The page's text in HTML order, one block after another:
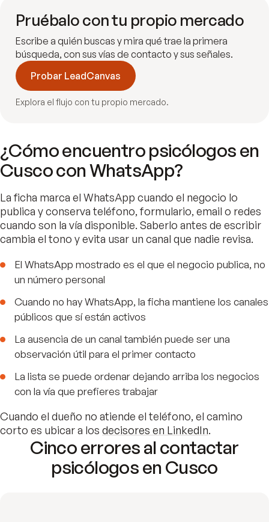
Pruébalo con tu propio mercado
Escribe a quién buscas y mira qué trae la primera
búsqueda, con sus vías de contacto y sus señales.
Probar LeadCanvas
Explora el flujo con tu propio mercado.
¿Cómo encuentro psicólogos en
Cusco con WhatsApp?
La ficha marca el WhatsApp cuando el negocio lo
publica y conserva teléfono, formulario, email o redes
cuando son la vía disponible. Saberlo antes de escribir
cambia el tono y evita usar un canal que nadie revisa.
El WhatsApp mostrado es el que el negocio publica, no
un número personal
Cuando no hay WhatsApp, la ficha mantiene los canales
públicos que sí están activos
La ausencia de un canal también puede ser una
observación útil para el primer contacto
La lista se puede ordenar dejando arriba los negocios
con la vía que prefieres trabajar
Cuando el dueño no atiende el teléfono, el camino
corto es ubicar a los decisores en LinkedIn.
Cinco errores al contactar
psicólogos en Cusco